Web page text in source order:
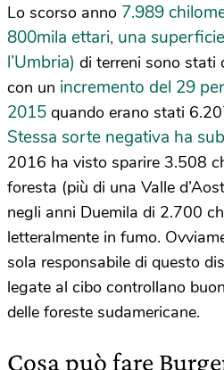
Lo scorso anno 7.989
800mila ettari, una
l’Umbria) di terreni sono stati
con un incremento del 29
2015 quando erano stati
Stessa sorte negativa ha
2016 ha visto sparire 3.508
foresta (più di una Valle
negli anni Duemila di 2.700
letteralmente in fumo.
sola responsabile di questo
legate al cibo controllano
delle foreste sudamericane.
Cosa può fare